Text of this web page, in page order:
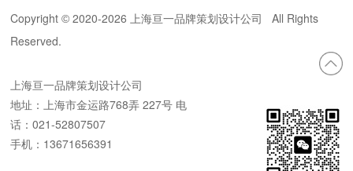
Copyright© 2020-2026 上海亘一品牌策划设计公司 All Rights
Reserved.
上海亘一品牌策划设计公司
地址：上海市金运路768弄 227号 电
话：021-52807507
手机：13671656391